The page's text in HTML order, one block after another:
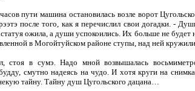
пути машина остановилась возле ворот
после того, как я перечислил свои догадки. -
ожила, а души успокоились. Их больше не
в Могойтуйском районе ступы, над ней
стоя в сумэ. Надо мной возвышалась
смутно надеясь на чудо. И хотя круги на
тайну. Тайну душ Цугольского дацана…